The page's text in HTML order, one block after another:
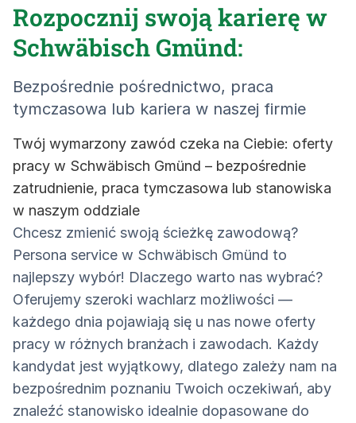
Rozpocznij swoją karierę w
Schwäbisch Gmünd:
Bezpośrednie pośrednictwo, praca
tymczasowa lub kariera w naszej firmie
Twój wymarzony zawód czeka na Ciebie: oferty
pracy w Schwäbisch Gmünd – bezpośrednie
zatrudnienie, praca tymczasowa lub stanowiska
w naszym oddziale
Chcesz zmienić swoją ścieżkę zawodową?
Persona service w Schwäbisch Gmünd to
najlepszy wybór! Dlaczego warto nas wybrać?
Oferujemy szeroki wachlarz możliwości —
każdego dnia pojawiają się u nas nowe oferty
pracy w różnych branżach i zawodach. Każdy
kandydat jest wyjątkowy, dlatego zależy nam na
bezpośrednim poznaniu Twoich oczekiwań, aby
znaleźć stanowisko idealnie dopasowane do